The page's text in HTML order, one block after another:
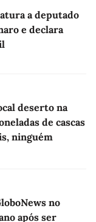
a deputado
e declara
deserto na
de cascas
ninguém
no
após ser